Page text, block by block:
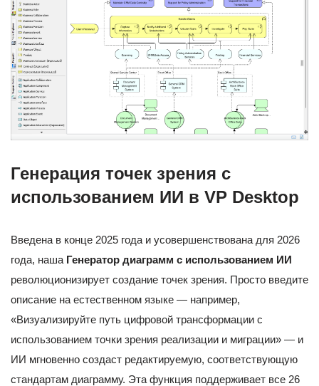
Генерация точек зрения с
использованием ИИ в VP Desktop
Введена в конце 2025 года и усовершенствована для 2026
года, наша Генератор диаграмм с использованием ИИ
революционизирует создание точек зрения. Просто введите
описание на естественном языке — например,
«Визуализируйте путь цифровой трансформации с
использованием точки зрения реализации и миграции» — и
ИИ мгновенно создаст редактируемую, соответствующую
стандартам диаграмму. Эта функция поддерживает все 26